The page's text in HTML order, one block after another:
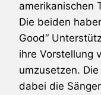
amerikanischen
Die beiden
Good“
ihre Vorstellung
umzusetzen.
dabei die Sänger